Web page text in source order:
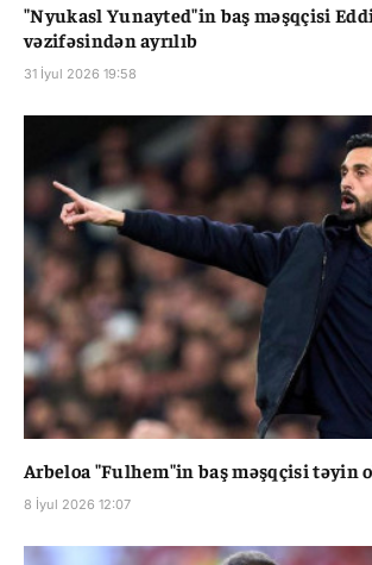
"Nyukasl Yunayted"in baş məşqçisi
vəzifəsindən ayrılıb
31 İyul 2026 19:58
Arbeloa "Fulhem"in baş məşqçisi təyin
8 İyul 2026 12:07